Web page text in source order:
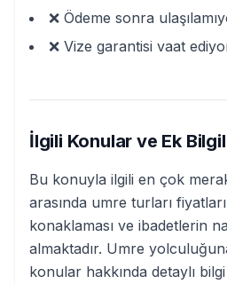
❌ Ödeme sonra
❌ Vize garantisi vaat
İlgili Konular ve Ek
Bu konuyla ilgili en çok
arasında umre turları
konaklaması ve ibadetlerin
almaktadır. Umre
konular hakkında detaylı